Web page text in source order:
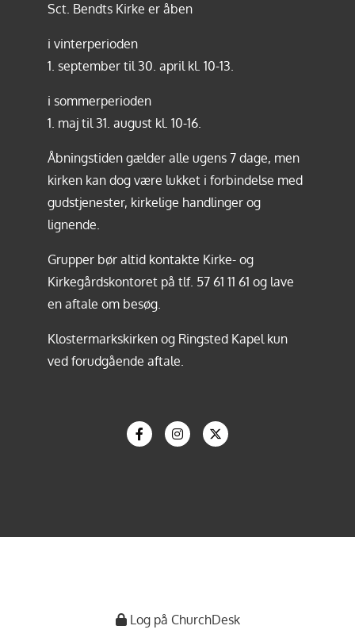
Sct. Bendts Kirke er åben
i vinterperioden
1. september til 30. april kl. 10-13.
i sommerperioden
1. maj til 31. august kl. 10-16.
Åbningstiden gælder alle ugens 7 dage, men
kirken kan dog være lukket i forbindelse med
gudstjenester, kirkelige handlinger og
lignende.
Grupper bør altid kontakte Kirke- og
Kirkegårdskontoret på tlf. 57 61 11 61 og lave
en aftale om besøg.
Klostermarkskirken og Ringsted Kapel kun
ved forudgående aftale.
Log på ChurchDesk